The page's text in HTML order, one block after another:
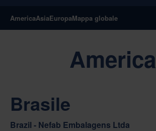
AmericaAsiaEuropaMappa globale
America
Brasile
Brazil - Nefab Embalagens Ltda